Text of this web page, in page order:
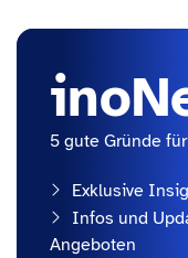
5 gute Gründe
Exklusive
Infos und
Angeboten